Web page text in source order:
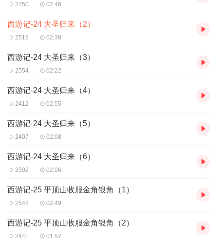
2750 02:46
西游记-24 大圣归来（2）
2519 02:38
西游记-24 大圣归来（3）
2554 02:22
西游记-24 大圣归来（4）
2412 02:55
西游记-24 大圣归来（5）
2407 02:08
西游记-24 大圣归来（6）
2502 02:06
西游记-25 平顶山收服金角银角（1）
2548 02:49
西游记-25 平顶山收服金角银角（2）
2441 01:52